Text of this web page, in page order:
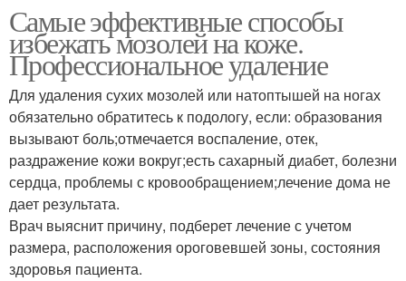
Самые эффективные способы
избежать мозолей на коже.
Профессиональное удаление
Для удаления сухих мозолей или натоптышей на ногах
обязательно обратитесь к подологу, если: образования
вызывают боль;отмечается воспаление, отек,
раздражение кожи вокруг;есть сахарный диабет, болезни
сердца, проблемы с кровообращением;лечение дома не
дает результата.
Врач выяснит причину, подберет лечение с учетом
размера, расположения ороговевшей зоны, состояния
здоровья пациента.